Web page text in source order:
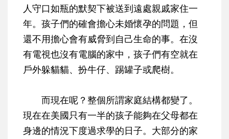
人守口如瓶的默契下被送到遠處親戚家住一
年。孩子們的確會擔心未婚懷孕的問題，但
還不用擔心會有威脅到自己生命的事。在沒
有電視也沒有電腦的家中，孩子們有空就在
戶外躲貓貓、扮牛仔、踢罐子或爬樹。
而現在呢？整個所謂家庭結構都變了。
現在在美國只有一半的孩子能夠在父母都在
身邊的情況下度過求學的日子。大部分的家